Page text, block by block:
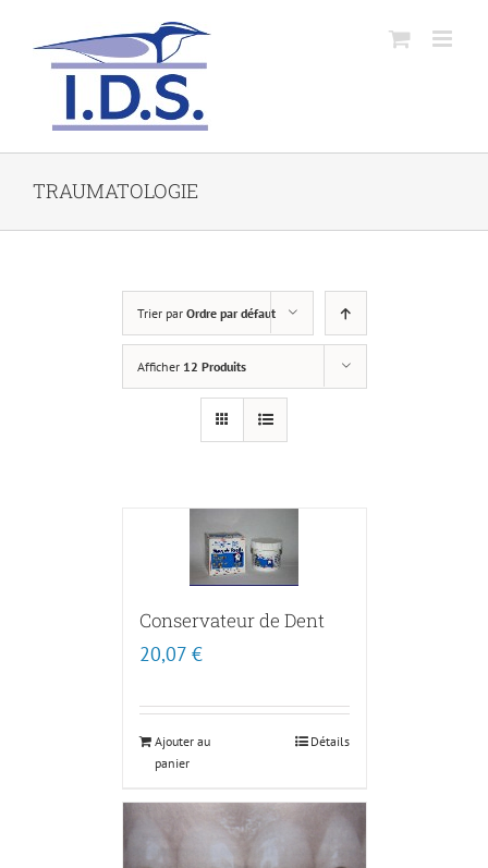
TRAUMATOLOGIE
Trier par Ordre par défaut
Afficher 12 Produits
Conservateur de Dent
20,07 €
Ajouter au
panier
Détails